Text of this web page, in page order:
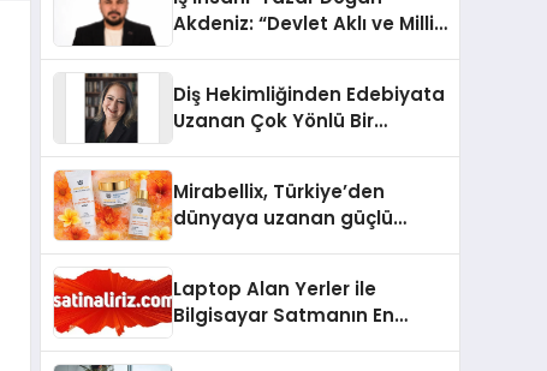
Akdeniz: “Devlet Aklı ve Milli
Diş Hekimliğinden Edebiyata
Uzanan Çok Yönlü Bir
Mirabellix, Türkiye’den
dünyaya uzanan güçlü
Laptop Alan Yerler ile
Bilgisayar Satmanın En